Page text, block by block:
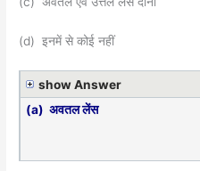
(d) इनमें से कोई नहीं
show Answer
(a) अवतल लेंस